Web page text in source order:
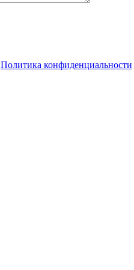
Политика конфиденциальности